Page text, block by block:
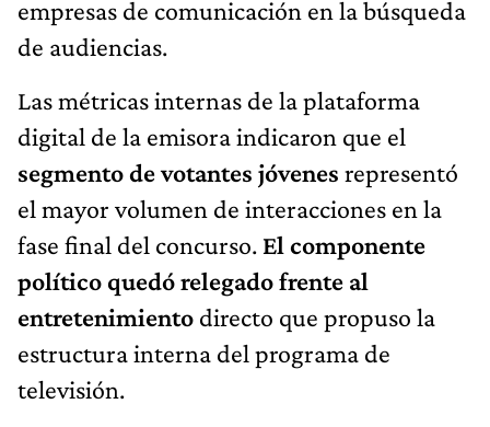
empresas de comunicación en la búsqueda
de audiencias.
Las métricas internas de la plataforma
digital de la emisora indicaron que el
segmento de votantes jóvenes representó
el mayor volumen de interacciones en la
fase final del concurso. El componente
político quedó relegado frente al
entretenimiento directo que propuso la
estructura interna del programa de
televisión.